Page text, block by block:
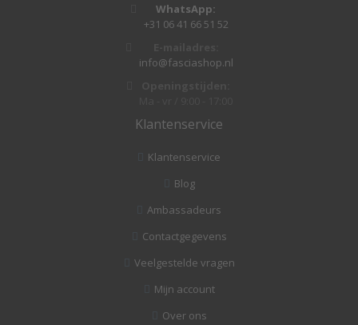
WhatsApp:
+31 06 41 66 51 52
info@fasciashop.nl
Klantenservice
Klantenservice
Blog
Ambassadeurs
Contactgegevens
Veelgestelde vragen
Mijn account
Over ons